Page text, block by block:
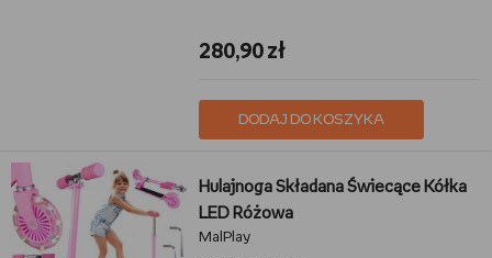
280,90 zł
DODAJ DO KOSZYKA
Hulajnoga Składana Świecące Kółka
LED Różowa
MalPlay